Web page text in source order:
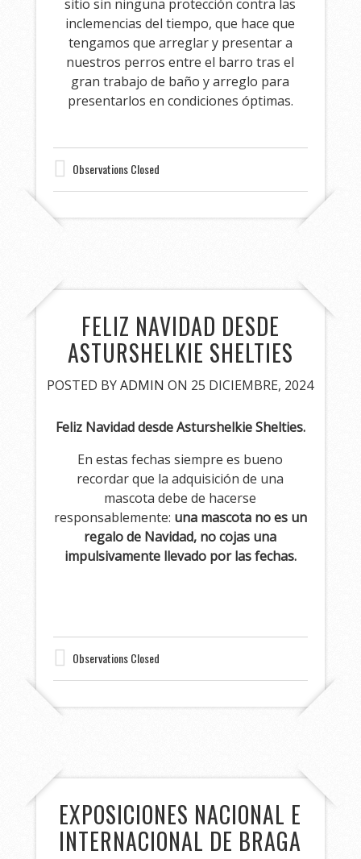
sitio sin ninguna protección contra las
inclemencias del tiempo, que hace que
tengamos que arreglar y presentar a
nuestros perros entre el barro tras el
gran trabajo de baño y arreglo para
presentarlos en condiciones óptimas.
Observations Closed
FELIZ NAVIDAD DESDE
ASTURSHELKIE SHELTIES
POSTED BYADMIN ON 25 DICIEMBRE, 2024
Feliz Navidad desde Asturshelkie Shelties.
En estas fechas siempre es bueno
recordar que la adquisición de una
mascota debe de hacerse
responsablemente: una mascota no es un
regalo de Navidad, no cojas una
impulsivamente llevado por las fechas.
Observations Closed
EXPOSICIONES NACIONAL E
INTERNACIONAL DE BRAGA